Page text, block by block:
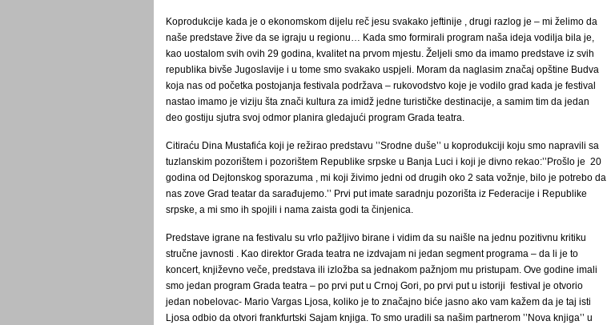
Koprodukcije kada je o ekonomskom dijelu reč jesu svakako jeftinije , drugi razlog je – mi želimo da
naše predstave žive da se igraju u regionu… Kada smo formirali program naša ideja vodilja bila je,
kao uostalom svih ovih 29 godina, kvalitet na prvom mjestu. Željeli smo da imamo predstave iz svih
republika bivše Jugoslavije i u tome smo svakako uspjeli. Moram da naglasim značaj opštine Budva
koja nas od početka postojanja festivala podržava – rukovodstvo koje je vodilo grad kada je festival
nastao imamo je viziju šta znači kultura za imidž jedne turističke destinacije, a samim tim da jedan
deo gostiju sjutra svoj odmor planira gledajući program Grada teatra.
Citiraću Dina Mustafića koji je režirao predstavu ’’Srodne duše’’ u koprodukciji koju smo napravili sa
tuzlanskim pozorištem i pozorištem Republike srpske u Banja Luci i koji je divno rekao:’’Prošlo je 20
godina od Dejtonskog sporazuma , mi koji živimo jedni od drugih oko 2 sata vožnje, bilo je potrebo da
nas zove Grad teatar da sarađujemo.’’ Prvi put imate saradnju pozorišta iz Federacije i Republike
srpske, a mi smo ih spojili i nama zaista godi ta činjenica.
Predstave igrane na festivalu su vrlo pažljivo birane i vidim da su naišle na jednu pozitivnu kritiku
stručne javnosti . Kao direktor Grada teatra ne izdvajam ni jedan segment programa – da li je to
koncert, književno veče, predstava ili izložba sa jednakom pažnjom mu pristupam. Ove godine imali
smo jedan program Grada teatra – po prvi put u Crnoj Gori, po prvi put u istoriji festival je otvorio
jedan nobelovac- Mario Vargas Ljosa, koliko je to značajno biće jasno ako vam kažem da je taj isti
Ljosa odbio da otvori frankfurtski Sajam knjiga. To smo uradili sa našim partnerom ’’Nova knjiga’’ u